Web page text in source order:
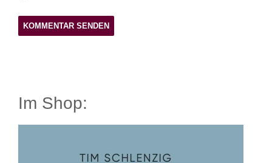
Im Shop: